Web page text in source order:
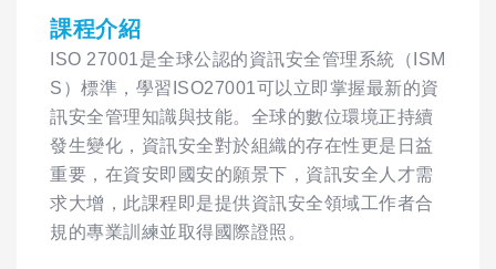
課程介紹
ISO 27001是全球公認的資訊安全管理系統（ISM
S）標準，學習ISO27001可以立即掌握最新的資
訊安全管理知識與技能。全球的數位環境正持續
發生變化，資訊安全對於組織的存在性更是日益
重要，在資安即國安的願景下，資訊安全人才需
求大增，此課程即是提供資訊安全領域工作者合
規的專業訓練並取得國際證照。